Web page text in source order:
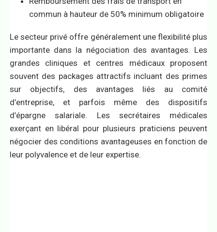
commun à hauteur de 50% minimum obligatoire
Le secteur privé offre généralement une flexibilité plus
importante dans la négociation des avantages. Les
grandes cliniques et centres médicaux proposent
souvent des packages attractifs incluant des primes
sur objectifs, des avantages liés au comité
d’entreprise, et parfois même des dispositifs
d’épargne salariale. Les secrétaires médicales
exerçant en libéral pour plusieurs praticiens peuvent
négocier des conditions avantageuses en fonction de
leur polyvalence et de leur expertise.